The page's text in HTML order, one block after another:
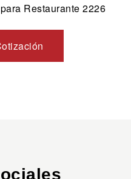
Restaurante 2226